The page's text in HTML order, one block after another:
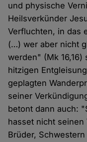
und physische
Heilsverkünder
Verfluchten, in das
(…) wer aber nicht
werden" (Mk
hitzigen
geplagten
seiner
betont dann auch:
hasset nicht seinen
Brüder,